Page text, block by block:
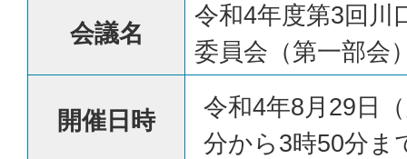
会議名
令和4年度第3回川
委員会（第一部会
開催日時
令和4年8月29日
分から3時50分ま